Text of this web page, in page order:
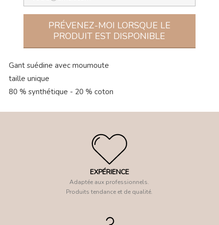
PRÉVENEZ-MOI LORSQUE LE
PRODUIT EST DISPONIBLE
Gant suédine avec moumoute
taille unique
80 % synthétique - 20 % coton
EXPÉRIENCE
Adaptée aux professionnels.
Produits tendance et de qualité.